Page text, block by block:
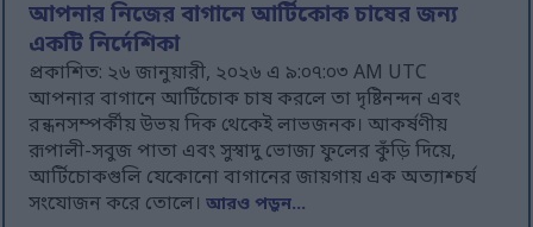
আপনার নিজের বাগানে আর্টিকোক চাষের জন্য
একটি নির্দেশিকা
প্রকাশিত: ২৬ জানুয়ারী, ২০২৬ এ ৯:০৭:০৩ AM UTC
আপনার বাগানে আর্টিচোক চাষ করলে তা দৃষ্টিনন্দন এবং
রন্ধনসম্পর্কীয় উভয় দিক থেকেই লাভজনক। আকর্ষণীয়
রূপালী-সবুজ পাতা এবং সুস্বাদু ভোজ্য ফুলের কুঁড়ি দিয়ে,
আর্টিচোকগুলি যেকোনো বাগানের জায়গায় এক অত্যাশ্চর্য
সংযোজন করে তোলে।আরও পড়ুন...